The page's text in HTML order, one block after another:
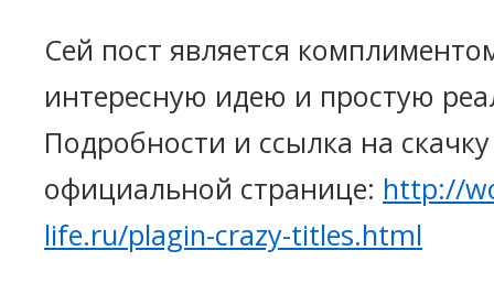
Сей пост является
интересную идею и простую
Подробности и ссылка на
официальной странице: http://
life.ru/plagin-crazy-titles.html